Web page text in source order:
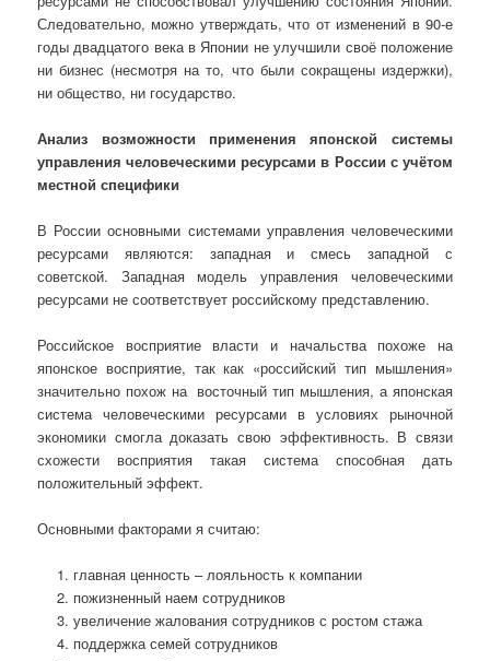
Следовательно, можно утверждать, что от изменений в 90-е
годы двадцатого века в Японии не улучшили своё положение
ни бизнес (несмотря на то, что были сокращены издержки),
ни общество, ни государство.
Анализ возможности применения японской системы
управления человеческими ресурсами в России с учётом
местной специфики
В России основными системами управления человеческими
ресурсами являются: западная и смесь западной с
советской. Западная модель управления человеческими
ресурсами не соответствует российскому представлению.
Российское восприятие власти и начальства похоже на
японское восприятие, так как «российский тип мышления»
значительно похож на восточный тип мышления, а японская
система человеческими ресурсами в условиях рыночной
экономики смогла доказать свою эффективность. В связи
схожести восприятия такая система способная дать
положительный эффект.
Основными факторами я считаю:
главная ценность – лояльность к компании
пожизненный наем сотрудников
увеличение жалования сотрудников с ростом стажа
поддержка семей сотрудников